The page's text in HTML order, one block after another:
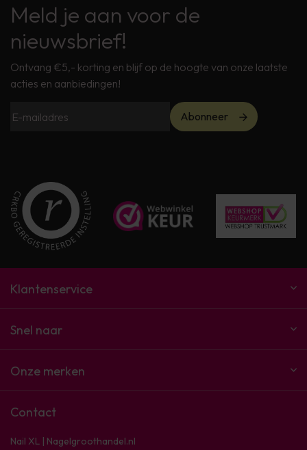
Meld je aan voor de
nieuwsbrief!
Ontvang €5,- korting en blijf op de hoogte van onze laatste
acties en aanbiedingen!
Abonneer
Klantenservice
Snel naar
Onze merken
Contact
Nail XL | Nagelgroothandel.nl